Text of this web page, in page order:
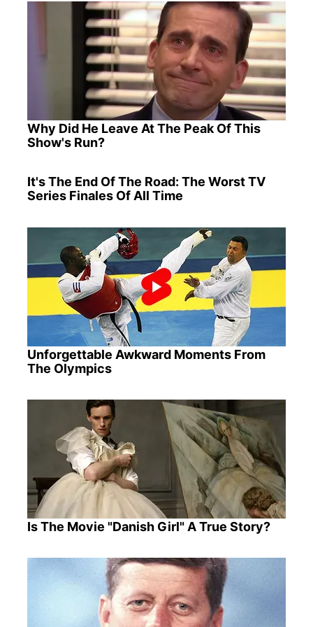
Why Did He Leave At The Peak Of This
Show's Run?
It's The End Of The Road: The Worst TV
Series Finales Of All Time
Unforgettable Awkward Moments From
The Olympics
Is The Movie "Danish Girl" A True Story?